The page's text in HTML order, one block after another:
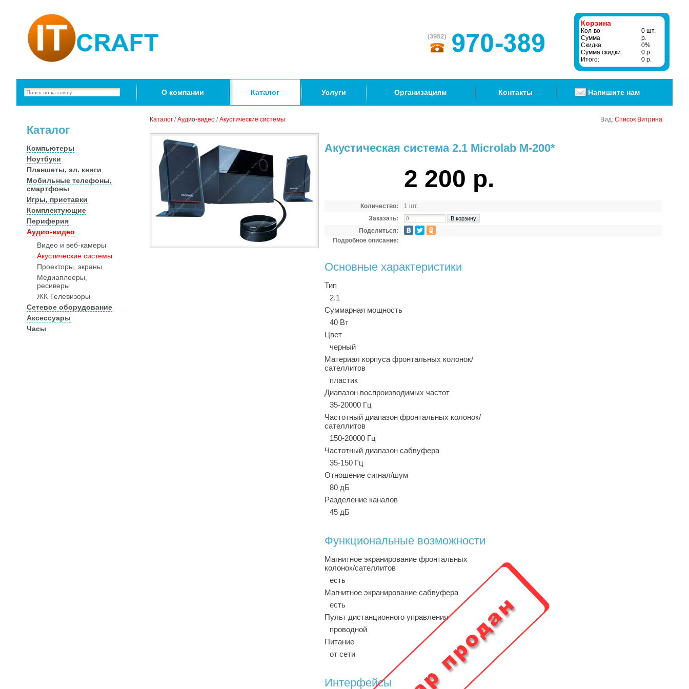
Корзина
Кол-во
0 шт.
Сумма
р.
Скидка
0%
Сумма скидки:
0 р.
Итого:
0 р.
О компании Каталог Услуги Организациям Контакты Напишите нам
Каталог
Компьютеры
Ноутбуки
Планшеты, эл. книги
Мобильные телефоны,
смартфоны
Игры, приставки
Комплектующие
Периферия
Аудио-видео
Видео и веб-камеры
Акустические системы
Проекторы, экраны
Медиаплееры,
ресиверы
ЖК Телевизоры
Сетевое оборудование
Аксессуары
Часы
Каталог /Аудио-видео /Акустические системы Вид: Список Витрина
Акустическая система 2.1 Microlab M-200*
2 200 р.
Количество:
1 шт.
Заказать:
Поделиться:
Подробное описание:
Основные характеристики
Тип
2.1
Суммарная мощность
40 Вт
Цвет
черный
Материал корпуса фронтальных колонок/
сателлитов
пластик
Диапазон воспроизводимых частот
35-20000 Гц
Частотный диапазон фронтальных колонок/
сателлитов
150-20000 Гц
Частотный диапазон сабвуфера
35-150 Гц
Отношение сигнал/шум
80 дБ
Разделение каналов
45 дБ
Функциональные возможности
Магнитное экранирование фронтальных
колонок/сателлитов
есть
Магнитное экранирование сабвуфера
есть
Пульт дистанционного управления
проводной
Питание
от сети
Интерфейсы